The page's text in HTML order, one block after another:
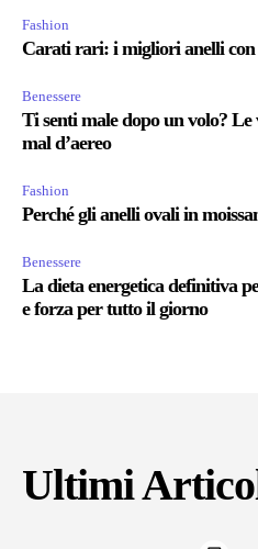
Fashion
Carati rari: i migliori anelli
Benessere
Ti senti male dopo un volo? Le
mal d’aereo
Fashion
Perché gli anelli ovali in
Benessere
La dieta energetica definitiva
e forza per tutto il giorno
Ultimi